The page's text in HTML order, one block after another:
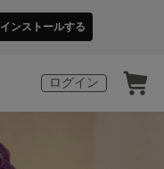
インストールする
ログイン